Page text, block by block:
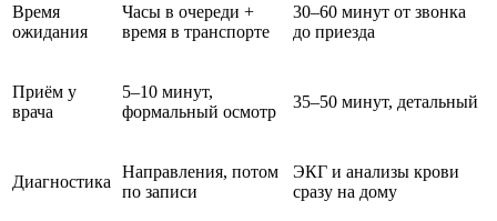
Время
ожидания
Часы в очереди +
время в транспорте
30–60 минут от звонка
до приезда
Приём у
врача
5–10 минут,
формальный осмотр
35–50 минут, детальный
Диагностика
Направления, потом
по записи
ЭКГ и анализы крови
сразу на дому